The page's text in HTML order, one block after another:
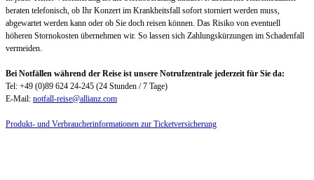
beraten telefonisch, ob Ihr Konzert im Krankheitsfall sofort storniert werden muss,
abgewartet werden kann oder ob Sie doch reisen können. Das Risiko von eventuell
höheren Stornokosten übernehmen wir. So lassen sich Zahlungskürzungen im Schadenfall
vermeiden.
Bei Notfällen während der Reise ist unsere Notrufzentrale jederzeit für Sie da:
Tel: +49 (0)89 624 24-245 (24 Stunden / 7 Tage)
E-Mail: notfall-reise@allianz.com
Produkt- und Verbraucherinformationen zur Ticketversicherung